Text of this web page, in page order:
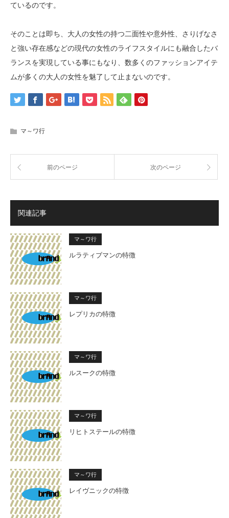
ているのです。
そのことは即ち、大人の女性の持つ二面性や意外性、さりげなさ
と強い存在感などの現代の女性のライフスタイルにも融合したバ
ランスを実現している事にもなり、数多くのファッションアイテ
ムが多くの大人の女性を魅了して止まないのです。
マ～ワ行
前のページ 次のページ
関連記事
マ～ワ行
ルラティブマンの特徴
マ～ワ行
レプリカの特徴
マ～ワ行
ルスークの特徴
マ～ワ行
リヒトステールの特徴
マ～ワ行
レイヴニックの特徴